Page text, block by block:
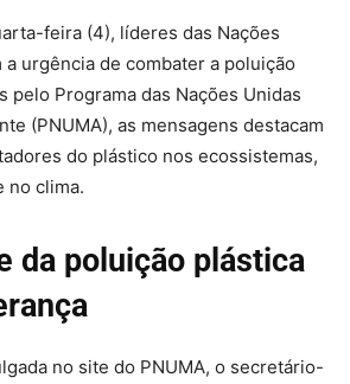
feira (4), líderes das Nações
a urgência de combater a poluição
pelo Programa das Nações Unidas
(PNUMA), as mensagens destacam
do plástico nos ecossistemas,
no clima.
da poluição plástica
no site do PNUMA, o secretário-